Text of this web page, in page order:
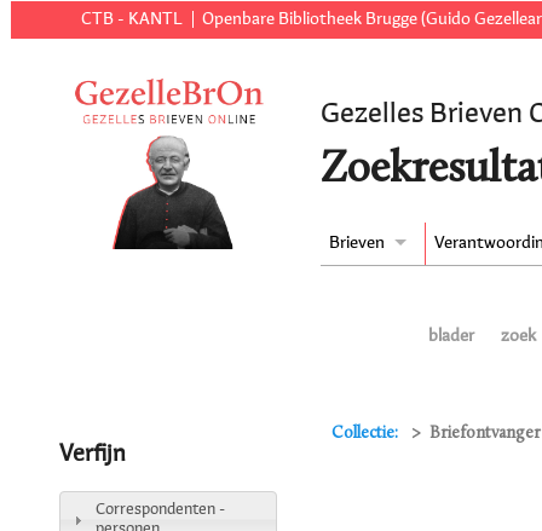
CTB - KANTL Openbare Bibliotheek Brugge (Guido
Gezelles Brieven
Brieven
blader zoek
Collectie: Briefontvanger
Verfijn
Correspondenten -